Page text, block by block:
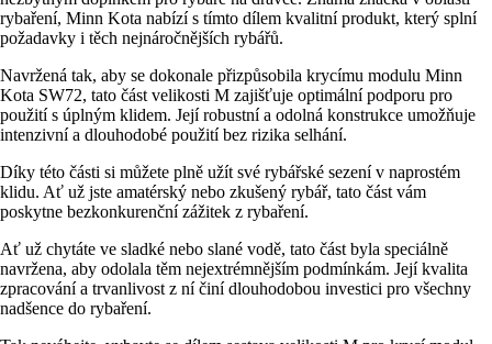
rybaření, Minn Kota nabízí s tímto dílem kvalitní produkt, který splní
požadavky i těch nejnáročnějších rybářů.
Navržená tak, aby se dokonale přizpůsobila krycímu modulu Minn
Kota SW72, tato část velikosti M zajišťuje optimální podporu pro
použití s úplným klidem. Její robustní a odolná konstrukce umožňuje
intenzivní a dlouhodobé použití bez rizika selhání.
Díky této části si můžete plně užít své rybářské sezení v naprostém
klidu. Ať už jste amatérský nebo zkušený rybář, tato část vám
poskytne bezkonkurenční zážitek z rybaření.
Ať už chytáte ve sladké nebo slané vodě, tato část byla speciálně
navržena, aby odolala těm nejextrémnějším podmínkám. Její kvalita
zpracování a trvanlivost z ní činí dlouhodobou investici pro všechny
nadšence do rybaření.